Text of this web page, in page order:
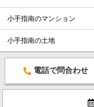
小手指南のマンション
小手指南の土地
電話で問合わせ